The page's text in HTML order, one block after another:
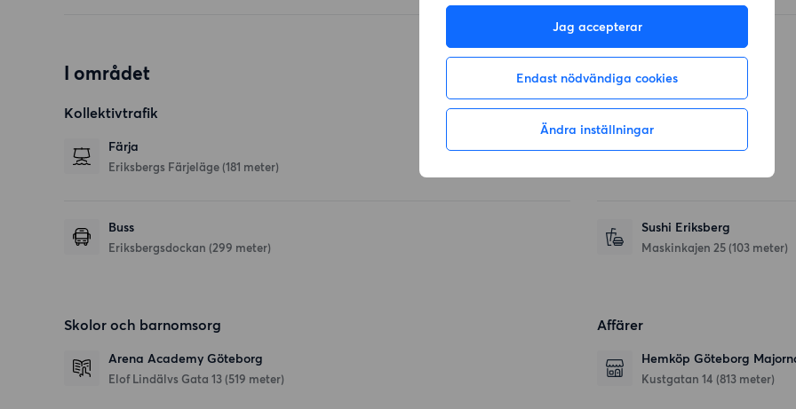
Jag accepterar
Endast nödvändiga cookies
Ändra inställningar
I området
Kollektivtrafik
Färja
Eriksbergs Färjeläge (181 meter)
Buss
Eriksbergsdockan (299 meter)
Restauranger
Faro Restaurang
Sushi Eriksberg
Maskinkajen 25 (103 meter)
Skolor och barnomsorg
Arena Academy Göteborg
Elof Lindälvs Gata 13 (519 meter)
Affärer
Hemköp Göteborg
Kustgatan 14 (813 meter)